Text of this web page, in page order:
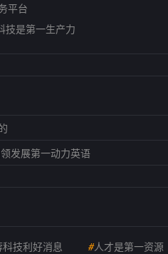
平台
技是第一生产力
发展第一动力英语
科技利好消息 #人才是第一资源